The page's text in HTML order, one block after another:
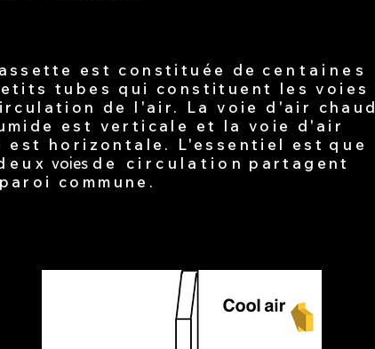
est constituée de centaines
tubes qui constituent les voies
de l'air. La voie d'air chaud
est verticale et la voie d'air
est horizontale. L'essentiel est que
voies de circulation partagent
commune.